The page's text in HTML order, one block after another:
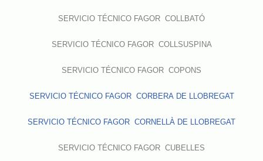
SERVICIO TÉCNICO FAGOR COLLBATÓ
SERVICIO TÉCNICO FAGOR COLLSUSPINA
SERVICIO TÉCNICO FAGOR COPONS
SERVICIO TÉCNICO FAGOR CORBERA DE LLOBREGAT
SERVICIO TÉCNICO FAGOR CORNELLÀ DE LLOBREGAT
SERVICIO TÉCNICO FAGOR CUBELLES